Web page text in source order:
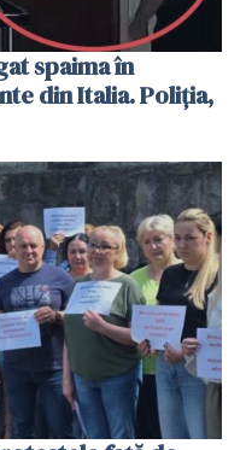
spaima în
din Italia. Poliția,